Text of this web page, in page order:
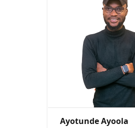
Ayotunde Ayoola